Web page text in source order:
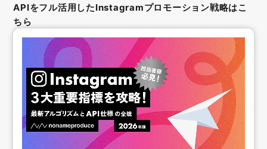
APIをフル活用したInstagramプロモーション戦略はこ
ちら